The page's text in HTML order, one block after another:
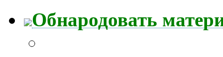
Обнародовать